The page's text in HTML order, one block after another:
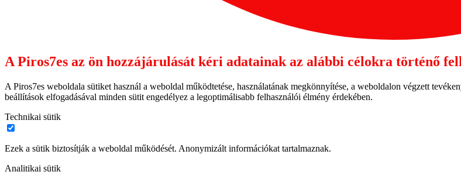
A Piros7es az ön hozzájárulását kéri adatainak az alábbi célokra történő
A Piros7es weboldala sütiket használ a weboldal működtetése, használatának megkönnyítése, a weboldalon végzett
beállítások elfogadásával minden sütit engedélyez a legoptimálisabb felhasználói élmény érdekében.
Technikai sütik
Ezek a sütik biztosítják a weboldal működését. Anonymizált információkat tartalmaznak.
Analitikai sütik